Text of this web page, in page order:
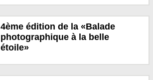
4ème édition de la «Balade
photographique à la belle
étoile»